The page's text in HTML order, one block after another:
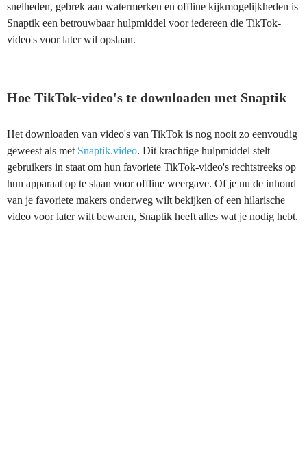
snelheden, gebrek aan watermerken en offline kijkmogelijkheden is
Snaptik een betrouwbaar hulpmiddel voor iedereen die TikTok-
video's voor later wil opslaan.
Hoe TikTok-video's te downloaden met Snaptik
Het downloaden van video's van TikTok is nog nooit zo eenvoudig
geweest als met Snaptik.video. Dit krachtige hulpmiddel stelt
gebruikers in staat om hun favoriete TikTok-video's rechtstreeks op
hun apparaat op te slaan voor offline weergave. Of je nu de inhoud
van je favoriete makers onderweg wilt bekijken of een hilarische
video voor later wilt bewaren, Snaptik heeft alles wat je nodig hebt.